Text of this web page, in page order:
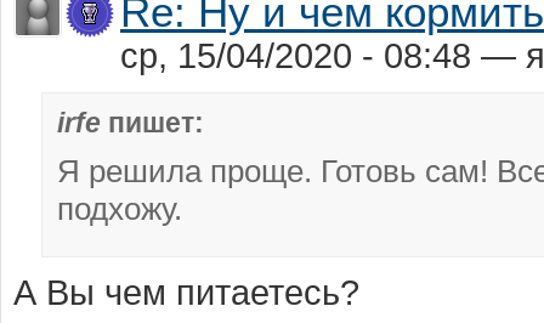
Re: Ну и чем
ср, 15/04/2020 - 08:48 —
irfe пишет:
Я решила проще. Готовь сам!
подхожу.
А Вы чем питаетесь?